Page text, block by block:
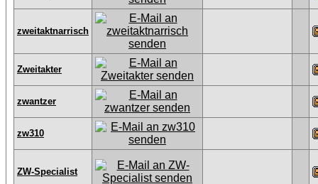
zweitaktnarrisch
Zweitakter
zwantzer
zw310
ZW-Specialist